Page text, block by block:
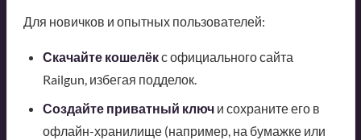
Для новичков и опытных пользователей:
Скачайте кошелёкс официального сайта
Railgun, избегая подделок.
Создайте приватный ключи сохраните его в
офлайн-хранилище (например, на бумажке или